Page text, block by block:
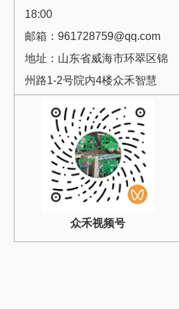
18:00
邮箱：961728759@qq.com
地址：山东省威海市环翠区锦
州路1-2号院内4楼众禾智慧
众禾视频号